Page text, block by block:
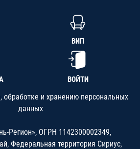
ВИП
ВОЙТИ
обработке и хранению персональных
данных
Регион», ОГРН 1142300002349,
Федеральная территория Сириус,